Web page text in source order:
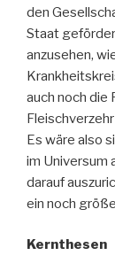
den
Staat
anzusehen,
auch noch die
Es wäre also
im Universum
darauf
ein noch
Kernthesen